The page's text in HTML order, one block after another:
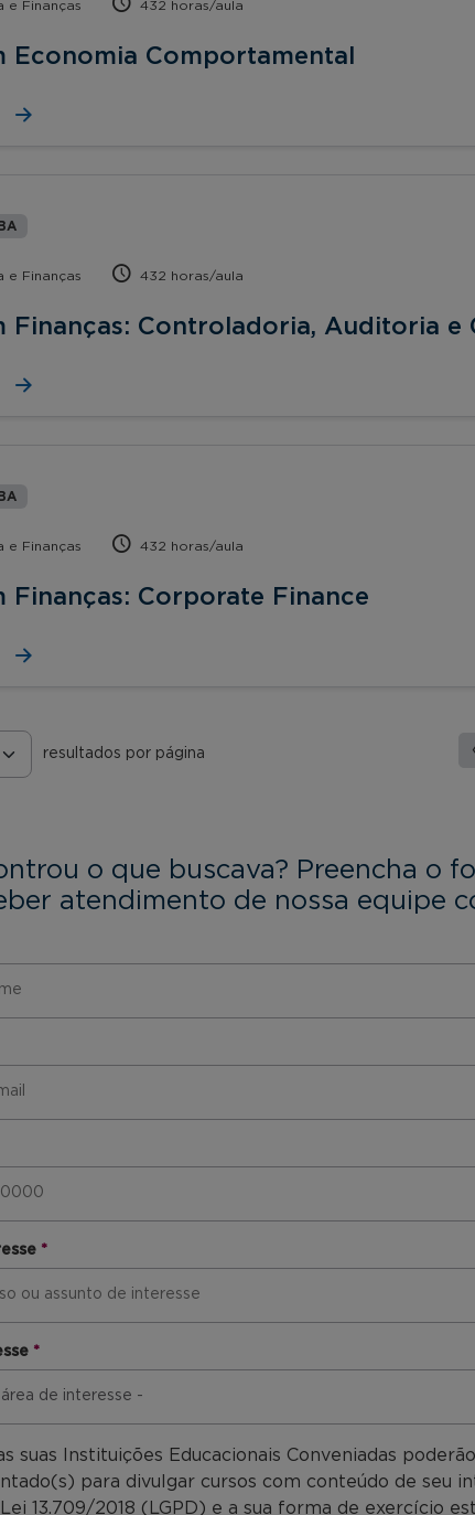
e Finanças 432 horas/aula
Economia Comportamental
e Finanças 432 horas/aula
Finanças: Controladoria, Auditoria e
e Finanças 432 horas/aula
Finanças: Corporate Finance
resultados por página
o que buscava? Preencha o
atendimento de nossa equipe
*
*
suas Instituições Educacionais Conveniadas
para divulgar cursos com conteúdo de seu
13.709/2018 (LGPD) e a sua forma de exercício